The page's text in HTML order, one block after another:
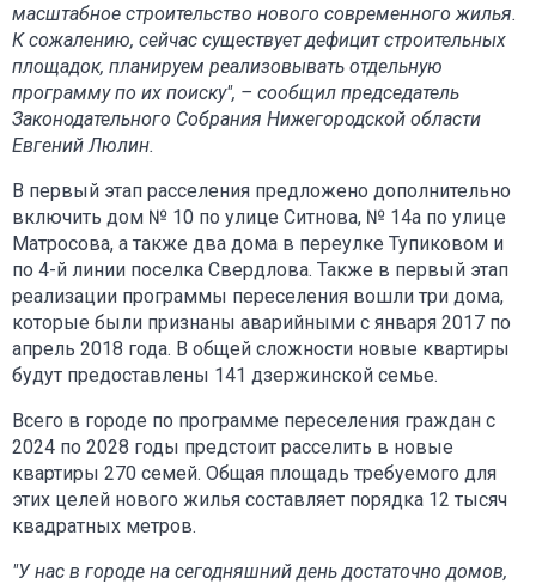
масштабное строительство нового современного жилья.
К сожалению, сейчас существует дефицит строительных
площадок, планируем реализовывать отдельную
программу по их поиску", – сообщил председатель
Законодательного Собрания Нижегородской области
Евгений Люлин.
В первый этап расселения предложено дополнительно
включить дом № 10 по улице Ситнова, № 14а по улице
Матросова, а также два дома в переулке Тупиковом и
по 4-й линии поселка Свердлова. Также в первый этап
реализации программы переселения вошли три дома,
которые были признаны аварийными с января 2017 по
апрель 2018 года. В общей сложности новые квартиры
будут предоставлены 141 дзержинской семье.
Всего в городе по программе переселения граждан с
2024 по 2028 годы предстоит расселить в новые
квартиры 270 семей. Общая площадь требуемого для
этих целей нового жилья составляет порядка 12 тысяч
квадратных метров.
"У нас в городе на сегодняшний день достаточно домов,